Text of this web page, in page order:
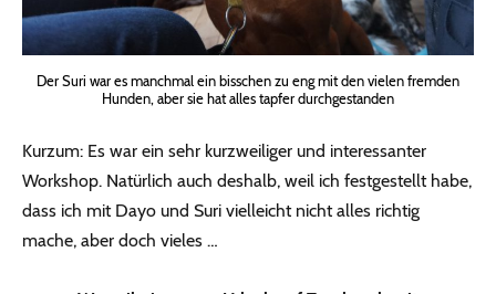
Der Suri war es manchmal ein bisschen zu eng mit den vielen fremden
Hunden, aber sie hat alles tapfer durchgestanden
Kurzum: Es war ein sehr kurzweiliger und interessanter
Workshop. Natürlich auch deshalb, weil ich festgestellt habe,
dass ich mit Dayo und Suri vielleicht nicht alles richtig
mache, aber doch vieles …